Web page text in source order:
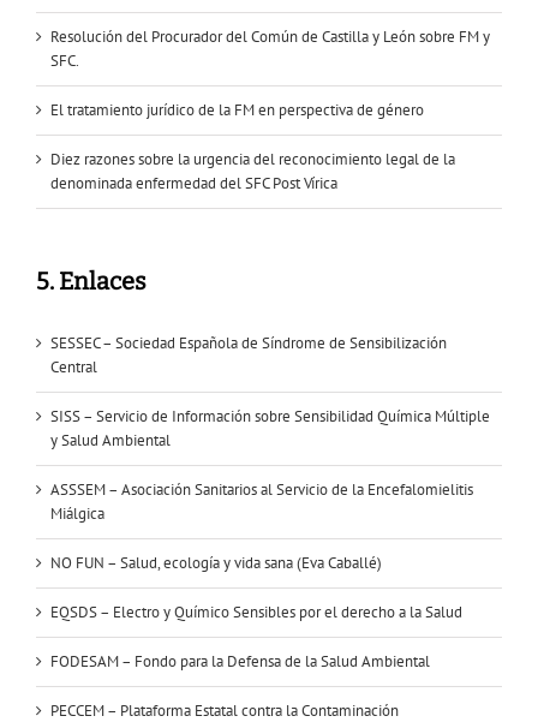
Resolución del Procurador del Común de Castilla y León sobre FM y
SFC.
El tratamiento jurídico de la FM en perspectiva de género
Diez razones sobre la urgencia del reconocimiento legal de la
denominada enfermedad del SFC Post Vírica
5. Enlaces
SESSEC – Sociedad Española de Síndrome de Sensibilización
Central
SISS – Servicio de Información sobre Sensibilidad Química Múltiple
y Salud Ambiental
ASSSEM – Asociación Sanitarios al Servicio de la Encefalomielitis
Miálgica
NO FUN – Salud, ecología y vida sana (Eva Caballé)
EQSDS – Electro y Químico Sensibles por el derecho a la Salud
FODESAM – Fondo para la Defensa de la Salud Ambiental
PECCEM – Plataforma Estatal contra la Contaminación